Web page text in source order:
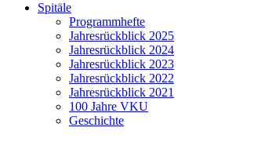
Spitäle
Programmhefte
Jahresrückblick 2025
Jahresrückblick 2024
Jahresrückblick 2023
Jahresrückblick 2022
Jahresrückblick 2021
100 Jahre VKU
Geschichte